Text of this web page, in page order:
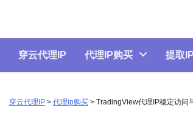
content
穿云代理IP 代理IP购买 提取
穿云代理IP > 代理ip购买 > TradingView代理IP稳定访问